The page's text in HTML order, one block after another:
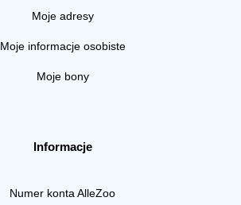
Moje adresy
Moje informacje osobiste
Moje bony
Informacje
Numer konta AlleZoo